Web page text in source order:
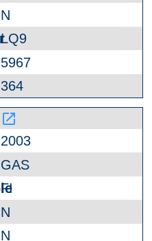
N
LQ9
5967
364
launch
2003
GAS
FI
N
N